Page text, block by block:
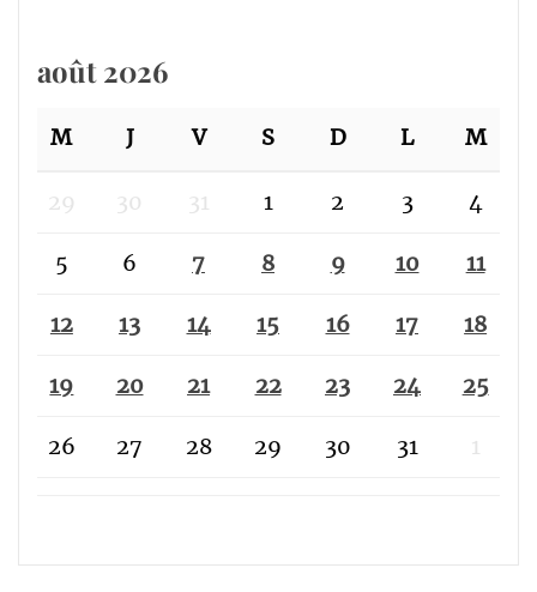
août 2026
M J V S D L M
29 30 31 1 2 3 4
5 6 7 8 9 10 11
12 13 14 15 16 17 18
19 20 21 22 23 24 25
26 27 28 29 30 31 1